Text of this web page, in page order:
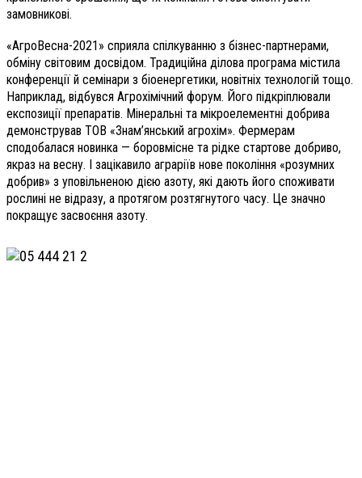
замовникові.
«АгроВесна-2021» сприяла спілкуванню з бізнес-партнерами,
обміну світовим досвідом. Традиційна ділова програма містила
конференції й семінари з біоенергетики, новітніх технологій тощо.
Наприклад, відбувся Агрохімічний форум. Його підкріплювали
експозиції препаратів. Мінеральні та мікроелементні добрива
демонстрував ТОВ «Знам’янський агрохім». Фермерам
сподобалася новинка — боровмісне та рідке стартове добриво,
якраз на весну. І зацікавило аграріїв нове покоління «розумних
добрив» з уповільненою дією азоту, які дають його споживати
рослині не відразу, а протягом розтягнутого часу. Це значно
покращує засвоєння азоту.